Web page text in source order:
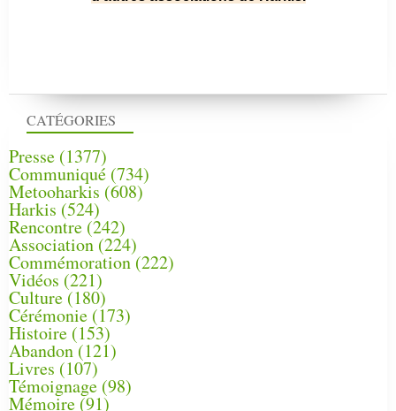
CATÉGORIES
Presse (1377)
Communiqué (734)
Metooharkis (608)
Harkis (524)
Rencontre (242)
Association (224)
Commémoration(222)
Vidéos (221)
Culture(180)
Cérémonie (173)
Histoire (153)
Abandon(121)
Livres (107)
Témoignage (98)
Mémoire (91)